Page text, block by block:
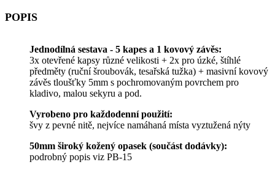
POPIS
Jednodílná sestava - 5 kapes a 1 kovový závěs:
3x otevřené kapsy různé velikosti + 2x pro úzké, štíhlé
předměty (ruční šroubovák, tesařská tužka) + masivní kovový
závěs tloušťky 5mm s pochromovaným povrchem pro
kladivo, malou sekyru a pod.
Vyrobeno pro každodenní použití:
švy z pevné nitě, nejvíce namáhaná místa vyztužená nýty
50mm široký kožený opasek (součást dodávky):
podrobný popis viz PB-15